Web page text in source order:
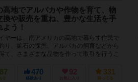
高地でアルパカや作物を育て、物
換や販売を重ね、豊かな生活を手
よう！
ヤーは、南アメリカの高地で暮らす住民で
り、鉱石の採掘、アルパカの飼育などから
て、さまざまな品物を作って取引を行うこ
り
470
経験あり
92
お気に入り
331
持ってる